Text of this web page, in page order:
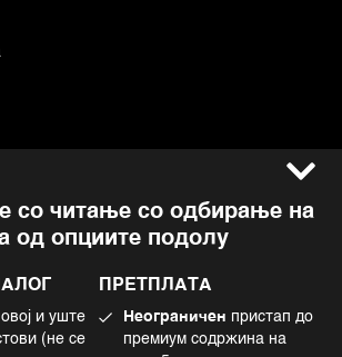
со читање со одбирање на
од опциите подолу
овој и уште
(не се
ПРЕТПЛАТА
Неограничен пристап до
премиум содржина на
интелигенција
Facebook
Instagram
Twitter
Tiktok